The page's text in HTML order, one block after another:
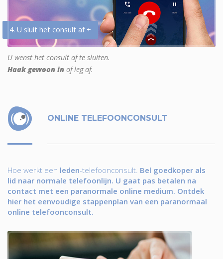
4. U sluit het consult af +
U wenst het consult af te sluiten.
Haak gewoon in of leg af.
ONLINE TELEFOONCONSULT
Hoe werkt een leden-telefoonconsult. Bel goedkoper als
lid naar normale telefoonlijn. U gaat pas betalen na
contact met een paranormale online medium. Ontdek
hier het eenvoudige stappenplan van een paranormaal
online telefoonconsult.